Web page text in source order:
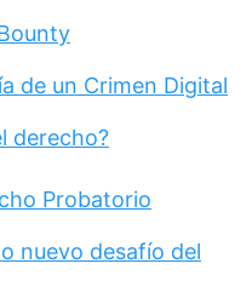
de un Crimen Digital
derecho?
Probatorio
nuevo desafío del